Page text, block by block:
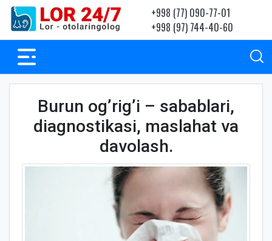
+998 (77) 090-77-01
+998 (97) 744-40-60
Burun og’rig’i – sabablari,
diagnostikasi, maslahat va
davolash.